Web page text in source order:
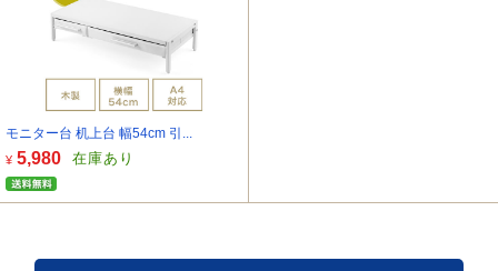
モニター台 机上台 幅54cm 引...
¥ 5,980 在庫あり